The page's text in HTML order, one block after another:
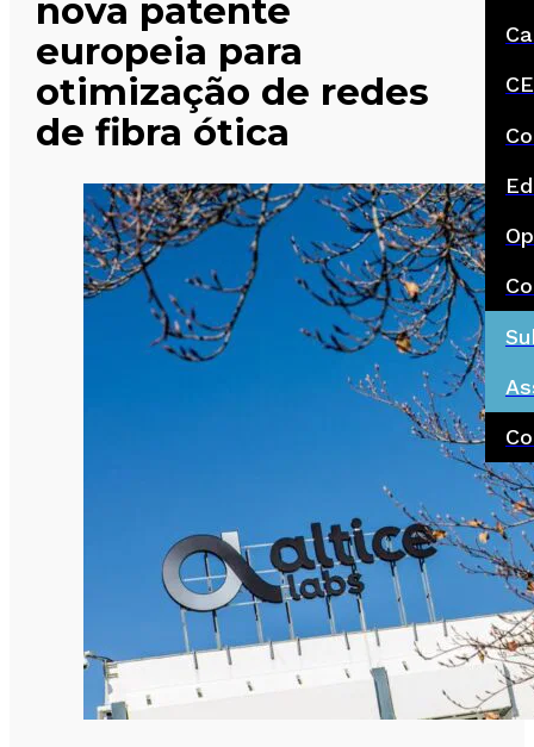
nova patente
europeia para
otimização de redes
de fibra ótica